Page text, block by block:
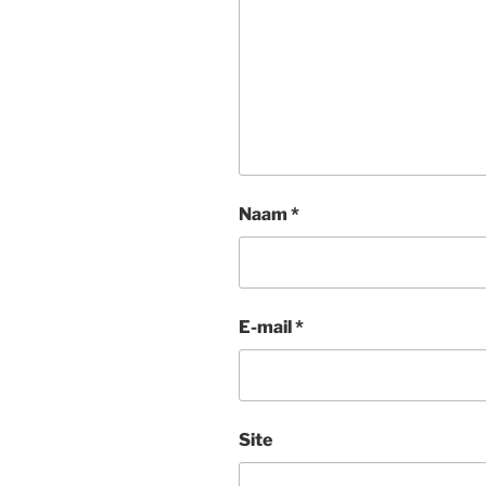
Naam *
E-mail*
Site